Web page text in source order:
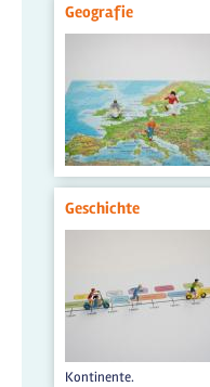
Geografie
Geschichte
Kontinente.